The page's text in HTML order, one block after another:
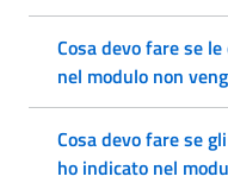
Cosa devo fare se
nel modulo non
Cosa devo fare se
ho indicato nel